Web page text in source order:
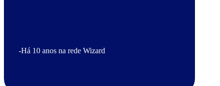
-Há 10 anos na rede Wizard